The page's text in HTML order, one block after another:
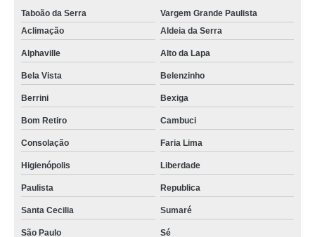
Taboão da Serra
Vargem Grande Paulista
Aclimação
Aldeia da Serra
Alphaville Alto da Lapa
Bela Vista Belenzinho
Berrini Bexiga
Bom Retiro Cambuci
Consolação Faria Lima
Higienópolis Liberdade
Paulista Republica
Santa Cecilia Sumaré
São Paulo Sé